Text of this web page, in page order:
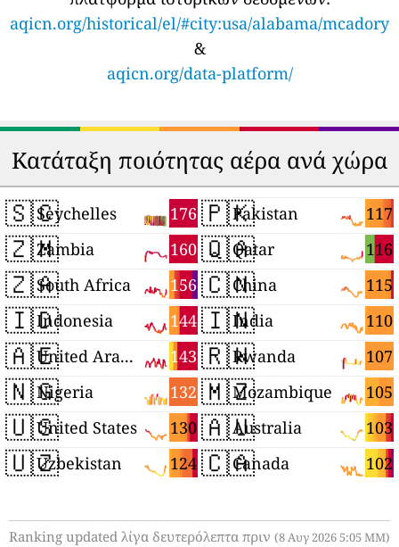
aqicn.org/historical/el/#city:usa/alabama/mcadory
&
aqicn.org/data-platform/
Κατάταξη ποιότητας αέρα ανά χώρα
🇸🇨 176
Seychelles
🇿🇲 160
Zambia
🇿🇦 156
South Africa
🇮🇩 144
Indonesia
🇦🇪 143
United Arab Emirates
🇳🇬 132
Nigeria
🇺🇸 130
United States
🇺🇿 124
Uzbekistan
🇵🇰 117
Pakistan
🇶🇦 116
Qatar
🇨🇳 115
China
🇮🇳 110
India
🇷🇼 107
Rwanda
🇲🇿 105
Mozambique
🇦🇺 103
Australia
🇨🇦 102
Canada
Ranking updated λίγα δευτερόλεπτα πριν (8 Αυγ 2026 5:05 ΜΜ)